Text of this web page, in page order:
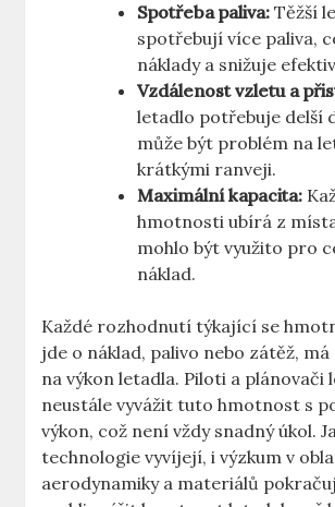
Spotřeba‌ paliva: Těžší
spotřebují více paliva,
náklady ⁣a snižuje
Vzdálenost vzletu a
letadlo potřebuje delší
může být problém⁤ na
krátkými ranveji.
Maximální kapacita:
hmotnosti ⁣ubírá⁣ z
mohlo být využito pro
náklad.
Každé ‍rozhodnutí týkající se
jde o náklad, palivo nebo zátěž,‍
na výkon letadla. Piloti‍ a plánovači
‍neustále vyvážit tuto hmotnost s
výkon, což není‌ vždy ‌snadný úkol.
technologie vyvíjejí, i výzkum ‍v
aerodynamiky a⁢ materiálů